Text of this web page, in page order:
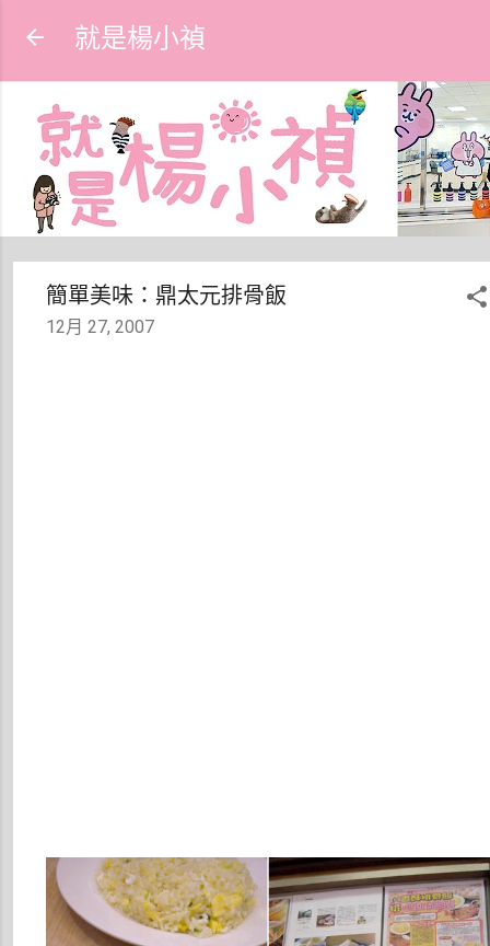
就是楊小禎
簡單美味：鼎太元排骨飯
12月 27, 2007